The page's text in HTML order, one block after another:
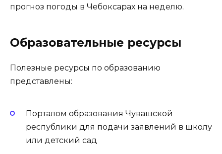
прогноз погоды в Чебоксарах на неделю.
Образовательные ресурсы
Полезные ресурсы по образованию
представлены:
Порталом образования Чувашской
республики для подачи заявлений в школу
или детский сад